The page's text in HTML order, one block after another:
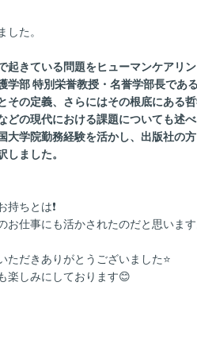
した。
起きている問題をヒューマンケアリ
学部 特別栄誉教授・名誉学部長であ
その定義、さらにはその根底にある
どの現代における課題についても述
大学院勤務経験を活かし、出版社の
しました。
ちとは❗
お仕事にも活かされたのだと思います
ただきありがとうございました⭐
楽しみにしております😊